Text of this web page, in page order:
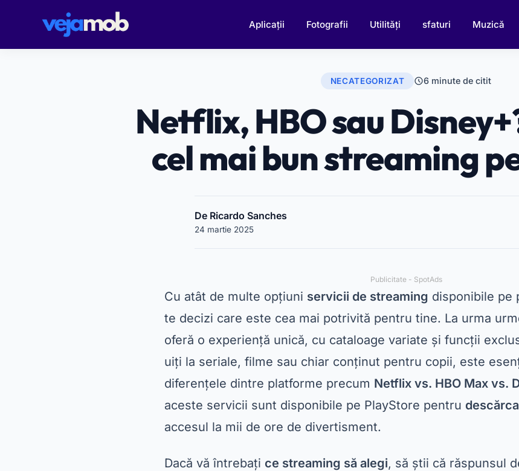
Aplicații Fotografii Utilități sfaturi Muzică
NECATEGORIZAT 6 minute de citit
Netflix, HBO sau
cel mai bun streaming
De Ricardo Sanches
24 martie 2025
Publicitate - SpotAds
Cu atât de multe opțiuni servicii de streaming disponibile pe
te decizi care este cea mai potrivită pentru tine. La urma
oferă o experiență unică, cu cataloage variate și funcții
uiți la seriale, filme sau chiar conținut pentru copii, este
diferențele dintre platforme precum Netflix vs. HBO Max vs.
aceste servicii sunt disponibile pe PlayStore pentru
accesul la mii de ore de divertisment.
Dacă vă întrebați ce streaming să alegi, să știi că răspunsul